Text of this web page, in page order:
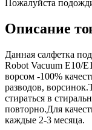
Пожалуйста
Описание
Данная салфетка
Robot Vacuum E10/
ворсом -100%
разводов,
стираться в
повторно.Для
каждые 2-3 месяца.